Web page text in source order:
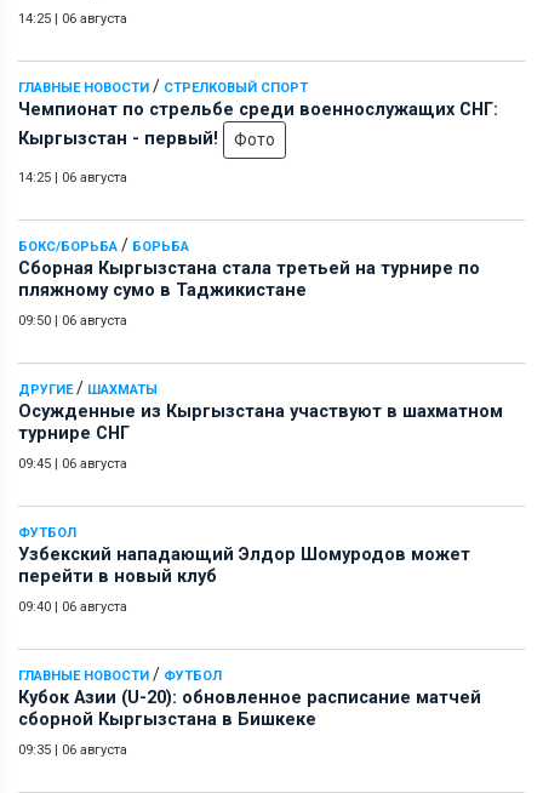
14:25 | 06 августа
ГЛАВНЫЕ НОВОСТИ / СТРЕЛКОВЫЙ СПОРТ
Чемпионат по стрельбе среди военнослужащих СНГ:
Кыргызстан - первый!
Фото
14:25 | 06 августа
БОКС/БОРЬБА / БОРЬБА
Сборная Кыргызстана стала третьей на турнире по
пляжному сумо в Таджикистане
09:50 | 06 августа
ДРУГИЕ/ ШАХМАТЫ
Осужденные из Кыргызстана участвуют в шахматном
турнире СНГ
09:45 | 06 августа
ФУТБОЛ
Узбекский нападающий Элдор Шомуродов может
перейти в новый клуб
09:40 | 06 августа
ГЛАВНЫЕ НОВОСТИ / ФУТБОЛ
Кубок Азии (U-20): обновленное расписание матчей
сборной Кыргызстана в Бишкеке
09:35 | 06 августа